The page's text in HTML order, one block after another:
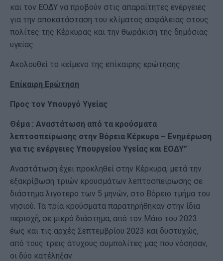
και τον ΕΟΔΥ να προβούν στις απαραίτητες ενέργειες
για την αποκατάσταση του κλίματος ασφάλειας στους
πολίτες της Κέρκυρας και την θωράκιση της δημόσιας
υγείας.
Ακολουθεί το κείμενο της επίκαιρης ερώτησης :
Επίκαιρη Ερώτηση
Προς τον Υπουργό Υγείας
Θέμα : Αναστάτωση από τα κρούσματα
λεπτοσπείρωσης στην Βόρεια Κέρκυρα – Ενημέρωση
για τις ενέργειες Υπουργείου Υγείας και ΕΟΔΥ”
Αναστάτωση έχει προκληθεί στην Κέρκυρα, μετά την
εξακρίβωση τριών κρουσμάτων λεπτοσπείρωσης σε
διάστημα λιγότερο των 5 μηνών, στο Βόρειο τμήμα του
νησιού. Τα τρία κρούσματα παρατηρήθηκαν στην ίδια
περιοχή, σε μικρό διάστημα, από τον Μάιο του 2023
έως και τις αρχές Σεπτεμβρίου 2023 και δυστυχώς,
από τους τρεις άτυχους συμπολίτες μας που νόσησαν,
οι δύο κατέληξαν.